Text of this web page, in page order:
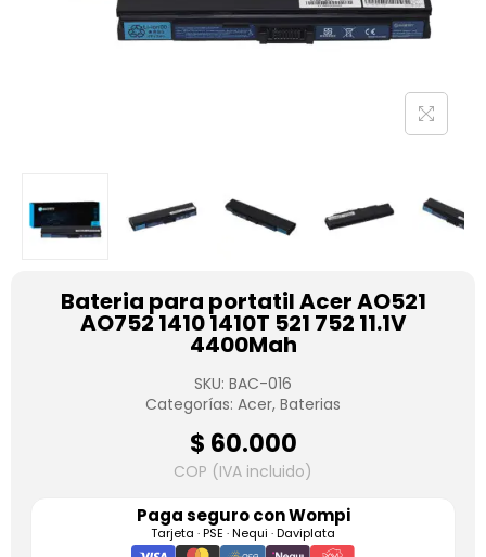
Bateria para portatil Acer AO521
AO752 1410 1410T 521 752 11.1V
4400Mah
SKU: BAC-016
Categorías: Acer, Baterias
$ 60.000
COP (IVA incluido)
Paga seguro conWompi
Tarjeta · PSE · Nequi · Daviplata